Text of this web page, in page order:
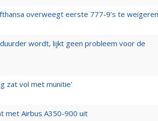
overweegt eerste 777-9’s te weigeren
wordt, lijkt geen probleem voor de
zat vol met munitie'
met Airbus A350-900 uit